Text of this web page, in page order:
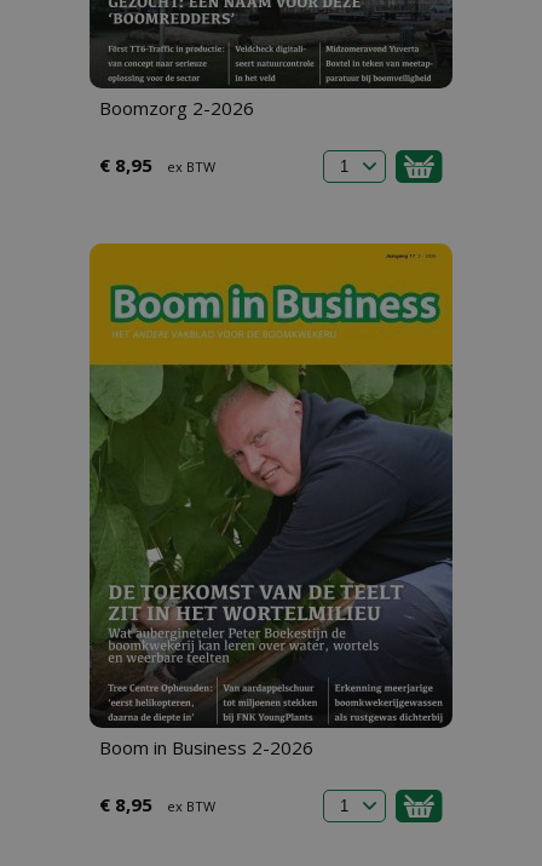
Boomzorg 2-2026
€ 8,95 ex BTW
Boom in Business 2-2026
€ 8,95 ex BTW